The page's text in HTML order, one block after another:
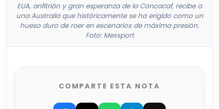
EUA, anfitrión y gran esperanza de la Concacaf, recibe a
una Australia que históricamente se ha erigido como un
hueso duro de roer en escenarios de máxima presión.
Foto: Mexsport
COMPARTE ESTA NOTA